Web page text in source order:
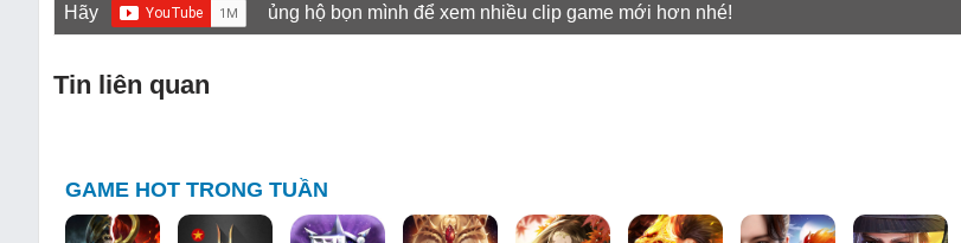
Hãy ủng hộ bọn mình để xem nhiều clip game mới hơn nhé!
Tin liên quan
GAME HOT TRONG TUẦN